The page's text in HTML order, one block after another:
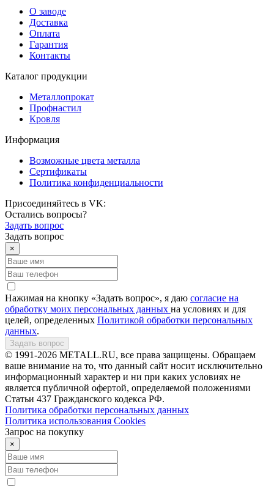
О заводе
Доставка
Оплата
Гарантия
Контакты
Каталог продукции
Металлопрокат
Профнастил
Кровля
Информация
Возможные цвета металла
Сертификаты
Политика конфиденциальности
Присоединяйтесь в VK:
Остались вопросы?
Задать вопрос
Задать вопрос
×
Нажимая на кнопку «Задать вопрос», я даю согласие на
обработку моих персональных данных на условиях и для
целей, определенных Политикой обработки персональных
данных.
Задать вопрос
© 1991-2026 METALL.RU, все права защищены. Обращаем
ваше внимание на то, что данный сайт носит исключительно
информационный характер и ни при каких условиях не
является публичной офертой, определяемой положениями
Статьи 437 Гражданского кодекса РФ.
Политика обработки персональных данных
Политика использования Сookies
Запрос на покупку
×